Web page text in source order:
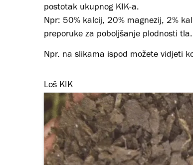
postotak ukupnog KIK-a.
Npr: 50% kalcij, 20% magnezij, 2%
preporuke za poboljšanje plodnosti tla.
Npr. na slikama ispod možete vidjeti
Loš KIK